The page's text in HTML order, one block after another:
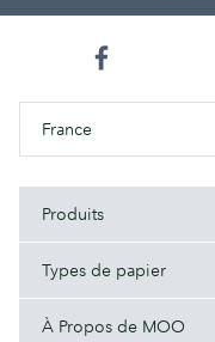
France
Produits
Types de papier
À Propos de MOO